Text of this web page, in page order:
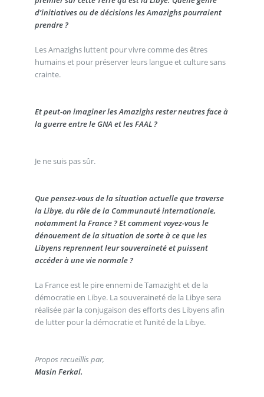
d’initiatives ou de décisions les Amazighs pourraient
prendre ?
Les Amazighs luttent pour vivre comme des êtres
humains et pour préserver leurs langue et culture sans
crainte.
Et peut-on imaginer les Amazighs rester neutres face à
la guerre entre le GNA et les FAAL ?
Je ne suis pas sûr.
Que pensez-vous de la situation actuelle que traverse
la Libye, du rôle de la Communauté internationale,
notamment la France ? Et comment voyez-vous le
dénouement de la situation de sorte à ce que les
Libyens reprennent leur souveraineté et puissent
accéder à une vie normale ?
La France est le pire ennemi de Tamazight et de la
démocratie en Libye. La souveraineté de la Libye sera
réalisée par la conjugaison des efforts des Libyens afin
de lutter pour la démocratie et l’unité de la Libye.
Propos recueillis par,
Masin Ferkal.